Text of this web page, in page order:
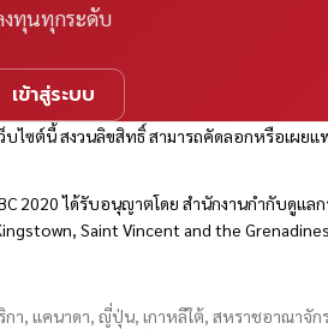
ทุนทุกระดับ
เข้าสู่ระบบ
บไซต์นี้ สงวนลิขสิทธิ์ สามารถคัดลอกหรือเผ
2020 ได้รับอนุญาตโดย สำนักงานกำกับดูแล
Saint Vincent and the Grenadines
, แคนาดา, ญี่ปุ่น, เกาหลีใต้, สหราชอาณาจั